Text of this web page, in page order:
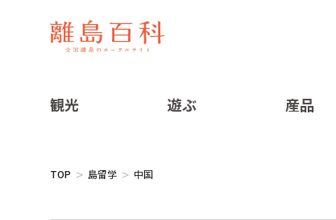
観光 遊ぶ 産品
TOP 島留学 中国